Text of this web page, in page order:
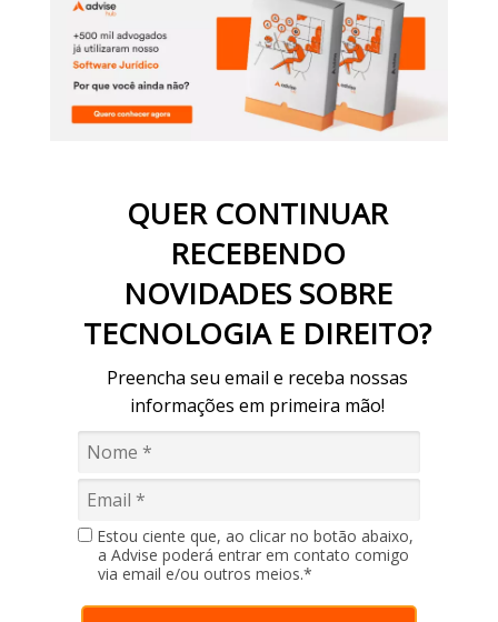
QUER CONTINUAR
RECEBENDO
NOVIDADES SOBRE
TECNOLOGIA E DIREITO?
Preencha seu email e receba nossas
informações em primeira mão!
Estou ciente que, ao clicar no botão abaixo,
a Advise poderá entrar em contato comigo
via email e/ou outros meios.*